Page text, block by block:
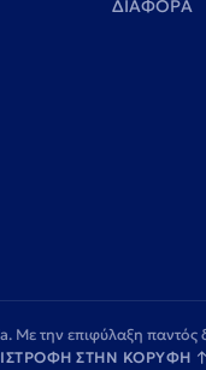
ΔΙΑΦΟΡΑ
Με την επιφύλαξη παντός
ΣΤΗΝ ΚΟΡΥΦΗ ↑